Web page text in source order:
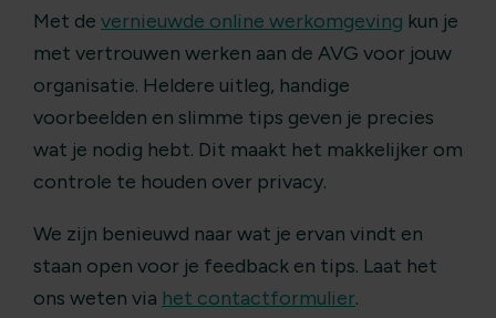
Met de vernieuwde online werkomgeving kun je
met vertrouwen werken aan de AVG voor jouw
organisatie. Heldere uitleg, handige
voorbeelden en slimme tips geven je precies
wat je nodig hebt. Dit maakt het makkelijker om
controle te houden over privacy.
We zijn benieuwd naar wat je ervan vindt en
staan open voor je feedback en tips. Laat het
ons weten via het contactformulier.